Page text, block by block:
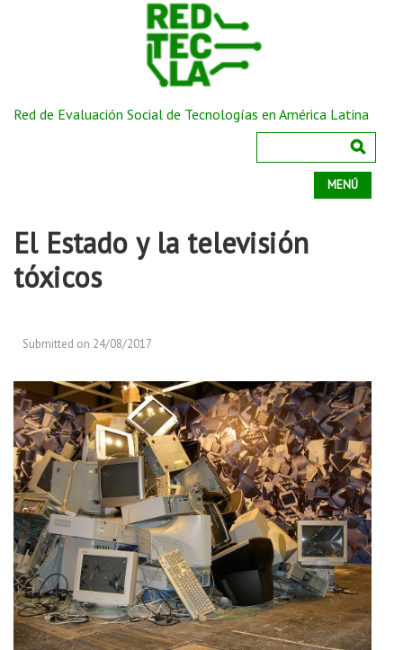
Red de Evaluación Social de Tecnologías en América Latina
MENÚ
El Estado y la televisión
tóxicos
Submitted on 24/08/2017